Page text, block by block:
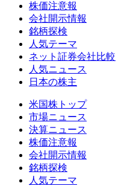
株価注意報
会社開示情報
銘柄探検
人気テーマ
ネット証券会社比較
人気ニュース
日本の株主
米国株トップ
市場ニュース
決算ニュース
株価注意報
会社開示情報
銘柄探検
人気テーマ